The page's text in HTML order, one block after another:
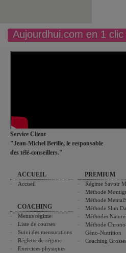
Aujourdhui.com en 1 clic
Service Client
"Jean-Michel Berille, le responsable
des télé-conseillers."
ACCUEIL
Accueil
COACHING
Menus régime
Liste de courses
Suivi des mensurations
Réglette de régime
Exercices physiques
PREMIUM
Régime Savoir
Méthode
Méthode
Méthode Slim
Méthodes
Méthode
Géno-Nutrition
Coaching